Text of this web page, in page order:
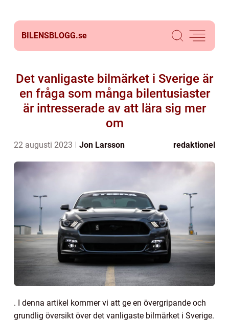
BILENSBLOGG.se
Det vanligaste bilmärket i Sverige är
en fråga som många bilentusiaster
är intresserade av att lära sig mer
om
22 augusti 2023 Jon Larsson redaktionel
. I denna artikel kommer vi att ge en övergripande och
grundlig översikt över det vanligaste bilmärket i Sverige.